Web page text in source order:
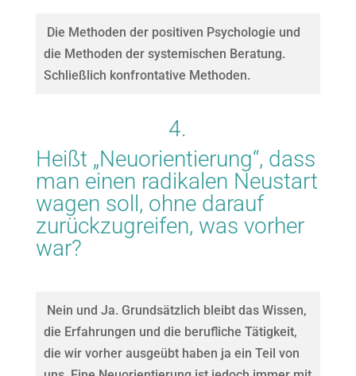
Die Methoden der positiven Psychologie und
die Methoden der systemischen Beratung.
Schließlich konfrontative Methoden.
4.
Heißt „Neuorientierung“, dass
man einen radikalen Neustart
wagen soll, ohne darauf
zurückzugreifen, was vorher
war?
Nein und Ja. Grundsätzlich bleibt das Wissen,
die Erfahrungen und die berufliche Tätigkeit,
die wir vorher ausgeübt haben ja ein Teil von